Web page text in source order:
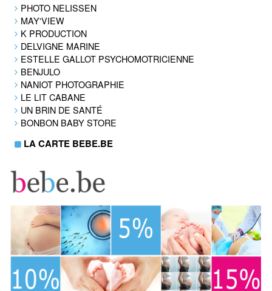
PHOTO NELISSEN
MAY'VIEW
K PRODUCTION
DELVIGNE MARINE
ESTELLE GALLOT PSYCHOMOTRICIENNE
BENJULO
NANIOT PHOTOGRAPHIE
LE LIT CABANE
UN BRIN DE SANTÉ
BONBON BABY STORE
LA CARTE BEBE.BE